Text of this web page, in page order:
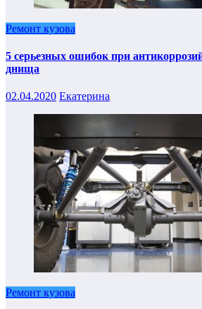
Ремонт кузова
5 серьезных ошибок при
днища
02.04.2020 Екатерина
Ремонт кузова